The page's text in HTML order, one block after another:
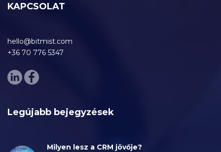
KAPCSOLAT
hello@bitmist.com
+36 70 776 5347
Legújabb bejegyzések
Milyen lesz a CRM jövője?